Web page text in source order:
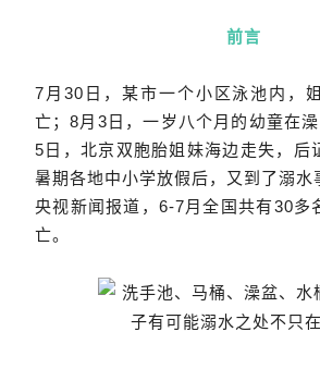
前言
7月30日，某市一个小区泳池内，
亡；8月3日，一岁八个月的幼童在
5日，北京双胞胎姐妹海边走失，后
暑期各地中小学放假后，又到了溺水
央视新闻报道，6-7月全国共有30多
亡。